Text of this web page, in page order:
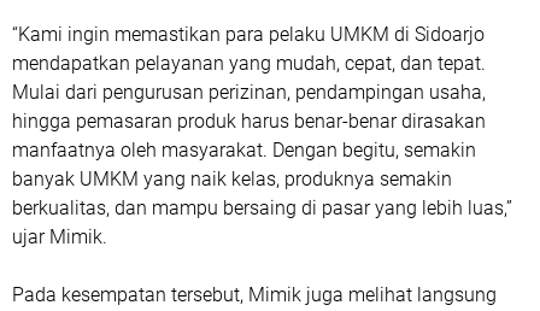
“Kami ingin memastikan para pelaku UMKM di Sidoarjo
mendapatkan pelayanan yang mudah, cepat, dan tepat.
Mulai dari pengurusan perizinan, pendampingan usaha,
hingga pemasaran produk harus benar-benar dirasakan
manfaatnya oleh masyarakat. Dengan begitu, semakin
banyak UMKM yang naik kelas, produknya semakin
berkualitas, dan mampu bersaing di pasar yang lebih luas,”
ujar Mimik.
Pada kesempatan tersebut, Mimik juga melihat langsung